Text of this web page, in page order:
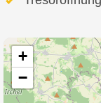
+
−